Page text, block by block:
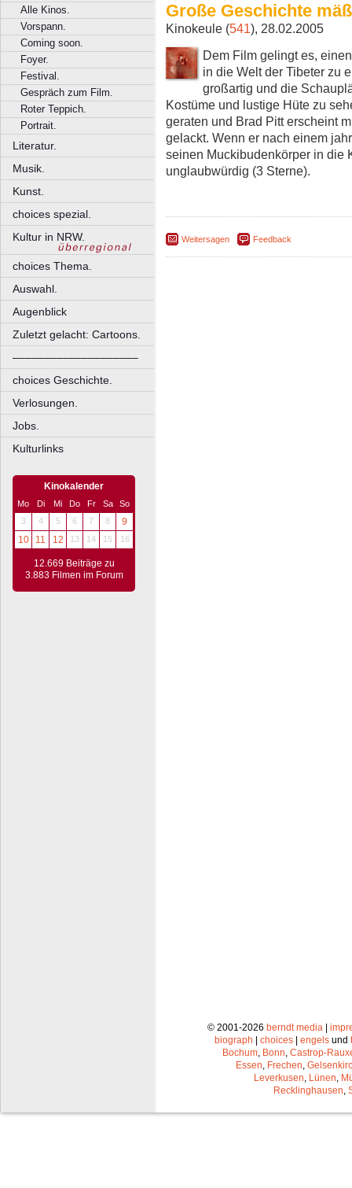
Alle Kinos.
Vorspann.
Coming soon.
Foyer.
Festival.
Gespräch zum Film.
Roter Teppich.
Portrait.
Literatur.
Musik.
Kunst.
choices spezial.
Kultur in NRW.
choices Thema.
Auswahl.
Augenblick
Zuletzt gelacht: Cartoons.
––––––––––––––––––––
choices Geschichte.
Verlosungen.
Jobs.
Kulturlinks
Kinokalender
Mo Di Mi Do Fr Sa
So
3
4 5 6 7 8
9
10
11 12 13 14 15 16
12.669 Beiträge zu
3.883 Filmen im Forum
Große Geschichte
Kinokeule (541), 28.02.2005
Dem Film gelingt es,
in die Welt der Tibeter zu
großartig und die
Kostüme und lustige Hüte zu
geraten und Brad Pitt erscheint
gelackt. Wenn er nach einem
seinen Muckibudenkörper in die
unglaubwürdig (3 Sterne).
Weitersagen Feedback
© 2001-2026 berndt media |
biograph | choices | engels und
Bochum Bonn Castrop-
Essen Frechen
Leverkusen Lünen
Recklinghausen